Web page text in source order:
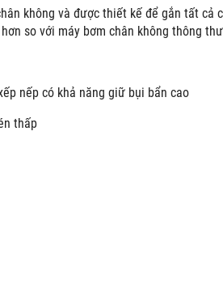
không và được thiết kế để gắn tất
so với máy bơm chân không thông
nếp có khả năng giữ bụi bẩn cao
thấp